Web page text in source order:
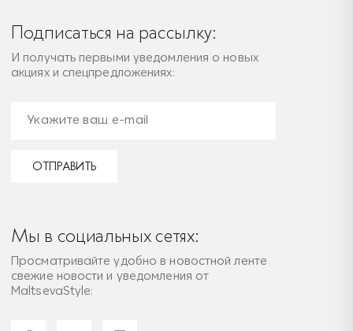
Подписаться на рассылку:
И получать первыми уведомления о новых
акциях и спецпредложениях:
ОТПРАВИТЬ
Мы в социальных сетях:
Просматривайте удобно в новостной ленте
свежие новости и уведомления от
MaltsevaStyle: